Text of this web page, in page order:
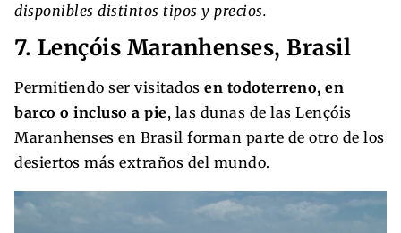
disponibles distintos tipos y precios.
7. Lençóis Maranhenses, Brasil
Permitiendo ser visitados en todoterreno, en
barco o incluso a pie, las dunas de las Lençóis
Maranhenses en Brasil forman parte de otro de los
desiertos más extraños del mundo.